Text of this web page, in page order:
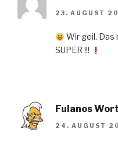
23. AUGUST
Wir geil. Das
SUPER !!!
Fulanos
24. AUGUST